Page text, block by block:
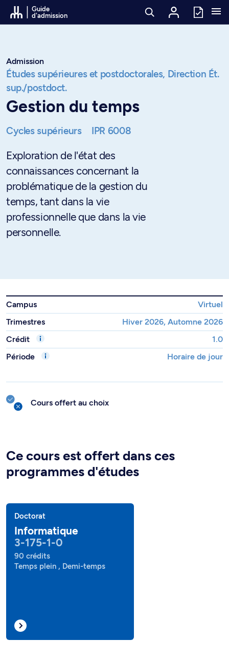
Passer au contenu
Guide
d'admission
Admission
Études supérieures et postdoctorales, Direction Ét.
sup./postdoct.
Gestion du temps
Cycles supérieurs IPR 6008
Exploration de l'état des
connaissances concernant la
problématique de la gestion du
temps, tant dans la vie
professionnelle que dans la vie
personnelle.
Campus
Virtuel
Trimestres
Hiver 2026, Automne 2026
Crédit
1.0
Période
Horaire de jour
Cours offert au choix
Ce cours est offert dans ces
programmes d'études
Doctorat
Informatique
3-175-1-0
90 crédits
Temps plein , Demi-temps